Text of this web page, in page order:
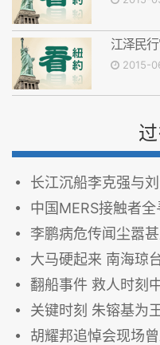
江泽民
2015-
长江沉船李克强与刘
中国MERS接触者
李鹏病危传闻尘嚣
大马硬起来 南海琼
翻船事件 救人时刻
关键时刻 朱镕基为
胡耀邦追悼会现场